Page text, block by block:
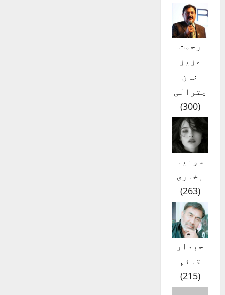
رحمت
عزیز
خان
چترالی
(
300
)
سونیا
بخاری
(
263
)
حبدار
قائم
(
215
)